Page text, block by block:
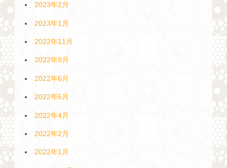
2023年2月
2023年1月
2022年11月
2022年9月
2022年6月
2022年5月
2022年4月
2022年2月
2022年1月